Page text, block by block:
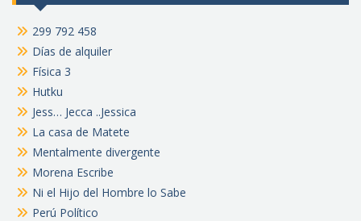
299 792 458
Días de alquiler
Física 3
Hutku
Jess… Jecca ..Jessica
La casa de Matete
Mentalmente divergente
Morena Escribe
Ni el Hijo del Hombre lo Sabe
Perú Político